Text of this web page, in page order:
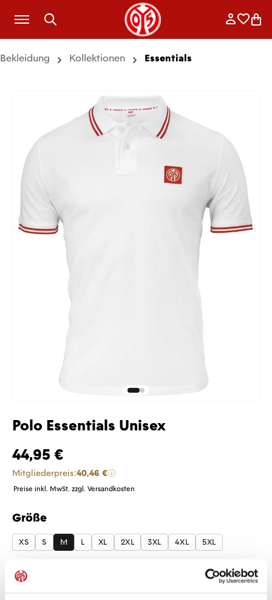
Zum Hauptinhalt springen
Bekleidung Kollektionen Essentials
Polo Essentials Unisex
44,95 €
Mitgliederpreis:40,46 €
Preise inkl. MwSt. zzgl. Versandkosten
Größe
auswählen
XS S M L XL 2XL 3XL 4XL 5XL
Produkt Anzahl: Gib den gewünschten
Anzahl